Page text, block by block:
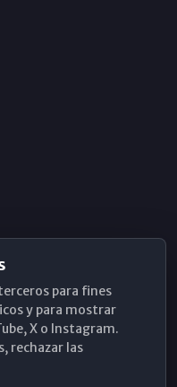
para fines
y para mostrar
X o Instagram.
rechazar las